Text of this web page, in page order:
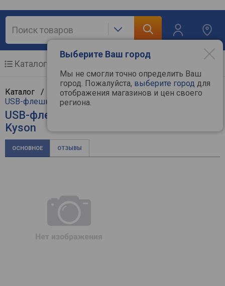
Выберите Ваш город
Мы не смогли точно определить Ваш
город. Пожалуйста, выберите город для
отображения магазинов и цен своего
региона.
Каталог
Каталог / Компьютерная техника/ Мультимедиа
USB-флешки
/Kingston
USB-флешка Kingston DataTraveler
Kyson
ОСНОВНОЕ ОТЗЫВЫ